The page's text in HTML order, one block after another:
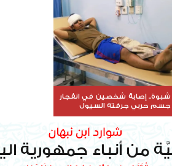
شبوة.. إصابة شخصين في انفجار
جسم حربي جرفته السيول